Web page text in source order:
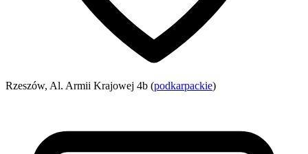
Rzeszów, Al. Armii Krajowej 4b (podkarpackie)